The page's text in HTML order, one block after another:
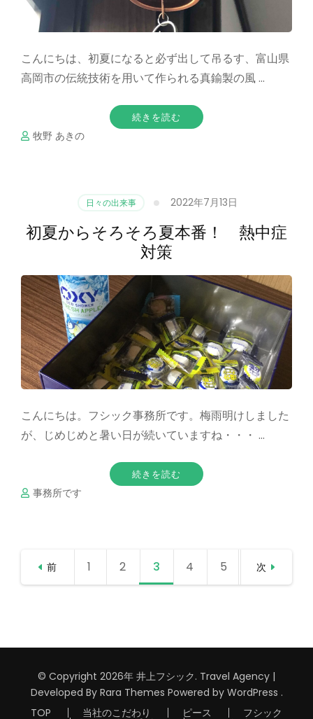
こんにちは、初夏になると必ず出して吊るす、富山県
高岡市の伝統技術を用いて作られる真鍮製の風 …
続きを読む
牧野 あきの
日々の出来事 2022年7月13日
初夏からそろそろ夏本番！ 熱中症
対策
こんにちは。フシック事務所です。梅雨明けしました
が、じめじめと暑い日が続いていますね・・・ …
続きを読む
事務所です
り
前 1 固定
2 固定
3 固定
4 固定
5 次
© Copyright 2026年 井上フシック. Travel Agency |
Developed By Rara Themes Powered by WordPress .
TOP
当社のこだわり ピース フシック